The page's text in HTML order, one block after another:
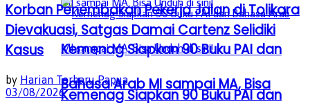
Kemenag Siapkan 90 Buku PAI dan
Bahasa Arab MI sampai MA, Bisa
Kemenag Siapkan 90 Buku PAI dan
Korban Penembakan Pekerja Jalan di Tolikara
Dievakuasi, Satgas Damai Cartenz Selidiki
Kasus
by Harian Terbaru Papua
03/08/2026